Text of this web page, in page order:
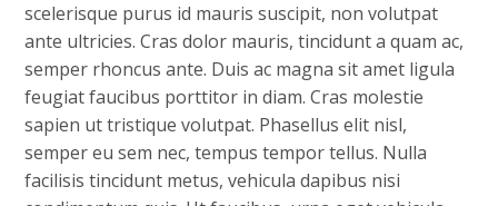
scelerisque purus id mauris suscipit, non volutpat
ante ultricies. Cras dolor mauris, tincidunt a quam ac,
semper rhoncus ante. Duis ac magna sit amet ligula
feugiat faucibus porttitor in diam. Cras molestie
sapien ut tristique volutpat. Phasellus elit nisl,
semper eu sem nec, tempus tempor tellus. Nulla
facilisis tincidunt metus, vehicula dapibus nisi